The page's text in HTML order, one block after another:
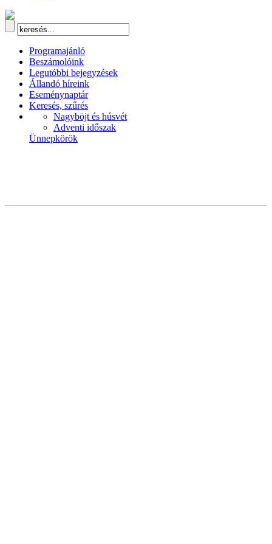
Programajánló
Beszámolóink
Legutóbbi bejegyzések
Állandó híreink
Eseménynaptár
Keresés, szűrés
Nagyböjt és húsvét
Adventi időszak
Ünnepkörök